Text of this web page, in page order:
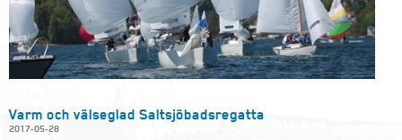
Varm och välseglad Saltsjöbadsregatta
2017-05-28